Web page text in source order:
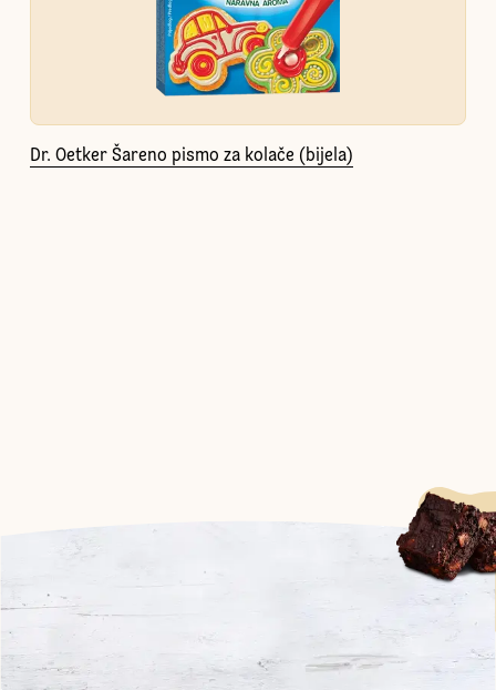
Dr. Oetker Šareno pismo za kolače (bijela)